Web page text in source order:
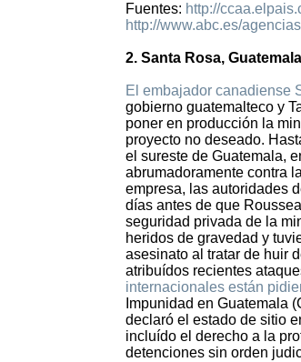
Fuentes: http://
http://www.abc.es/
2. Santa Rosa,
El embajador canadiense
gobierno guatemalteco y
poner en producción la
proyecto no deseado.
el sureste de Guatemala,
abrumadoramente contra
empresa, las autoridades
días antes de que
seguridad privada de la
heridos de gravedad y
asesinato al tratar de huir
atribuídos recientes
internacionales están
Impunidad en Guatemala
declaró el estado de sitio
incluído el derecho a la
detenciones sin orden